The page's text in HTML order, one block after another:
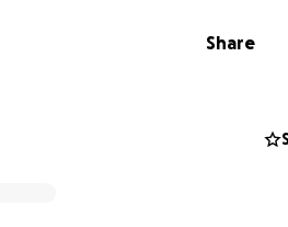
outils et médias afin de faire
Share